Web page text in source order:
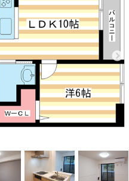
(奈良北部、木津川
(奈良南部)